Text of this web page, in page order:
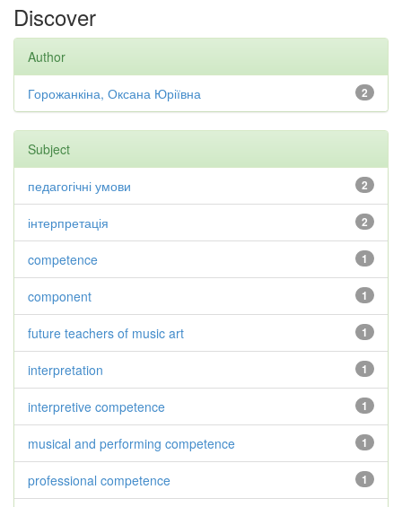
Discover
Author
2
Горожанкіна, Оксана Юріївна
Subject
2
педагогічні умови
2
інтерпретація
1
competence
1
component
1
future teachers of music art
1
interpretation
1
interpretive competence
1
musical and performing competence
1
professional competence